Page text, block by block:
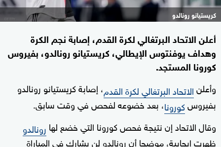
كريستيانو رونالدو
أعلن الاتحاد البرتغالي لكرة القدم، إصابة نجم الكرة
وهداف يوفنتوس الإيطالي، كريستيانو رونالدو، بفيروس
كورونا المستجد.
وأعلنالاتحاد البرتغالي لكرة القدم، إصابة كريستيانو رونالدو
بفيروسكورونا، بعد خضوعه لفحص في وقت سابق.
وقال الاتحاد إن نتيجة فحص كورونا التي خضع لها رونالدو
ظهرت إيجابية، موضحا أن رونالدو لن يشارك في المباراة